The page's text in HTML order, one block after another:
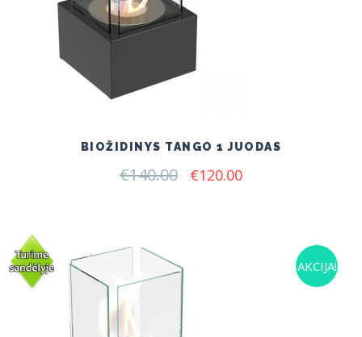
BIOŽIDINYS TANGO 1 JUODAS
€140.00 Original
€120.00Current
AKCIJA!